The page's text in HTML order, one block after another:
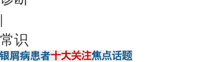
|
常识